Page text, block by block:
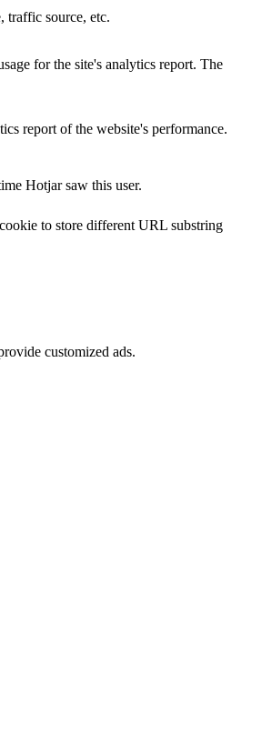
traffic source, etc.
for the site's analytics report. The
report of the website's performance.
Hotjar saw this user.
to store different URL substring
customized ads.